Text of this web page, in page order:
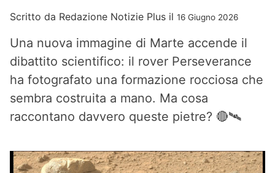
Scritto da Redazione Notizie Plus il 16 Giugno 2026
Una nuova immagine di Marte accende il
dibattito scientifico: il rover Perseverance
ha fotografato una formazione rocciosa che
sembra costruita a mano. Ma cosa
raccontano davvero queste pietre? 🔴🛰️